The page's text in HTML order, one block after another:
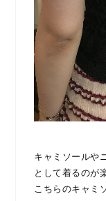
キャミソールや
として着るのが
こちらのキャミ